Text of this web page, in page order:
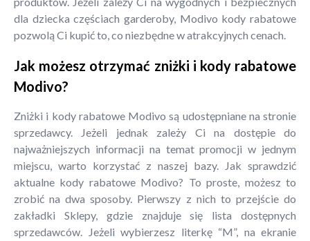
dla dziecka częściach garderoby, Modivo kody rabatowe
pozwolą Ci kupić to, co niezbędne w atrakcyjnych cenach.
Jak możesz otrzymać zniżki i kody rabatowe
Modivo?
Zniżki i kody rabatowe Modivo są udostępniane na stronie
sprzedawcy. Jeżeli jednak zależy Ci na dostępie do
najważniejszych informacji na temat promocji w jednym
miejscu, warto korzystać z naszej bazy. Jak sprawdzić
aktualne kody rabatowe Modivo? To proste, możesz to
zrobić na dwa sposoby. Pierwszy z nich to przejście do
zakładki Sklepy, gdzie znajduje się lista dostępnych
sprzedawców. Jeżeli wybierzesz literkę “M”, na ekranie